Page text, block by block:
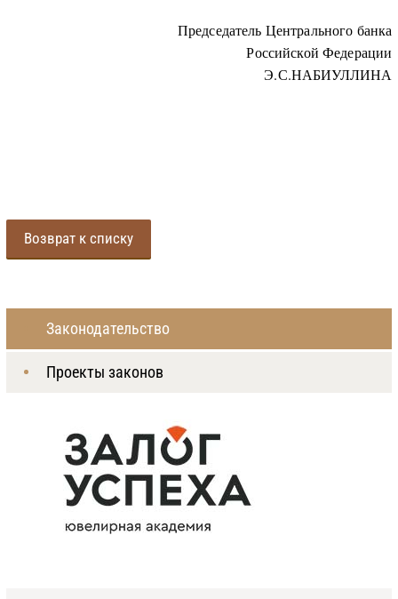
Председатель Центрального банка
Российской Федерации
Э.С.НАБИУЛЛИНА
Возврат к списку
Законодательство
Проекты законов